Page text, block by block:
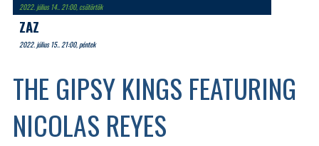
THE GIPSY KINGS FEATURING
NICOLAS REYES
2022. július 14.. 21:00, csütörtök
ZAZ
2022. július 15.. 21:00, péntek